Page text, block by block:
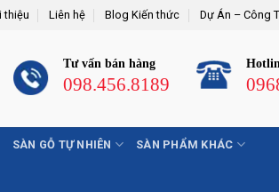
thiệu Liên hệ Blog Kiến thức Dự Án – Công
Tư vấn bán hàng
098.456.8189
SÀN GỖ TỰ NHIÊN SÀN PHẨM KHÁC